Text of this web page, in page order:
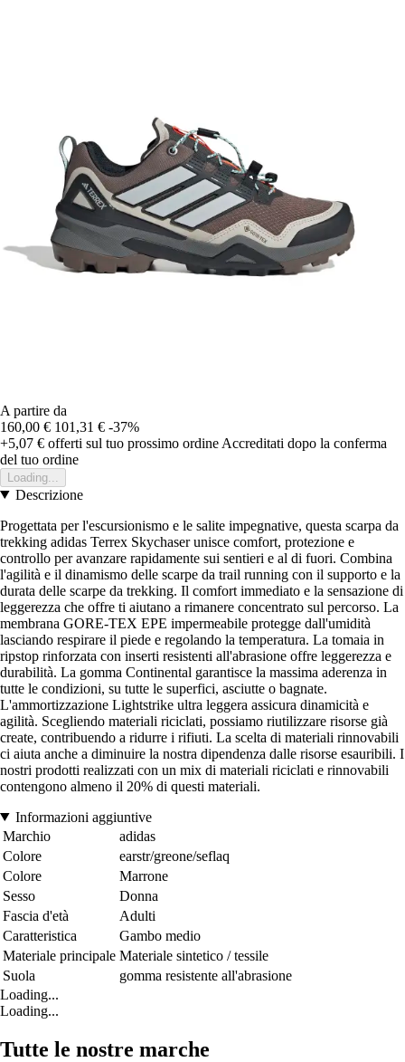
A partire da
160,00 € 101,31 € -37%
+5,07 € offerti sul tuo prossimo ordine Accreditati dopo la conferma
del tuo ordine
Loading...
Descrizione
Progettata per l'escursionismo e le salite impegnative, questa scarpa da
trekking adidas Terrex Skychaser unisce comfort, protezione e
controllo per avanzare rapidamente sui sentieri e al di fuori. Combina
l'agilità e il dinamismo delle scarpe da trail running con il supporto e la
durata delle scarpe da trekking. Il comfort immediato e la sensazione di
leggerezza che offre ti aiutano a rimanere concentrato sul percorso. La
membrana GORE-TEX EPE impermeabile protegge dall'umidità
lasciando respirare il piede e regolando la temperatura. La tomaia in
ripstop rinforzata con inserti resistenti all'abrasione offre leggerezza e
durabilità. La gomma Continental garantisce la massima aderenza in
tutte le condizioni, su tutte le superfici, asciutte o bagnate.
L'ammortizzazione Lightstrike ultra leggera assicura dinamicità e
agilità. Scegliendo materiali riciclati, possiamo riutilizzare risorse già
create, contribuendo a ridurre i rifiuti. La scelta di materiali rinnovabili
ci aiuta anche a diminuire la nostra dipendenza dalle risorse esauribili. I
nostri prodotti realizzati con un mix di materiali riciclati e rinnovabili
contengono almeno il 20% di questi materiali.
Informazioni aggiuntive
Marchio
adidas
Colore
earstr/greone/seflaq
Colore
Marrone
Sesso
Donna
Fascia d'età
Adulti
Caratteristica
Gambo medio
Materiale principale Materiale sintetico / tessile
Suola
gomma resistente all'abrasione
Loading...
Loading...
Tutte le nostre marche